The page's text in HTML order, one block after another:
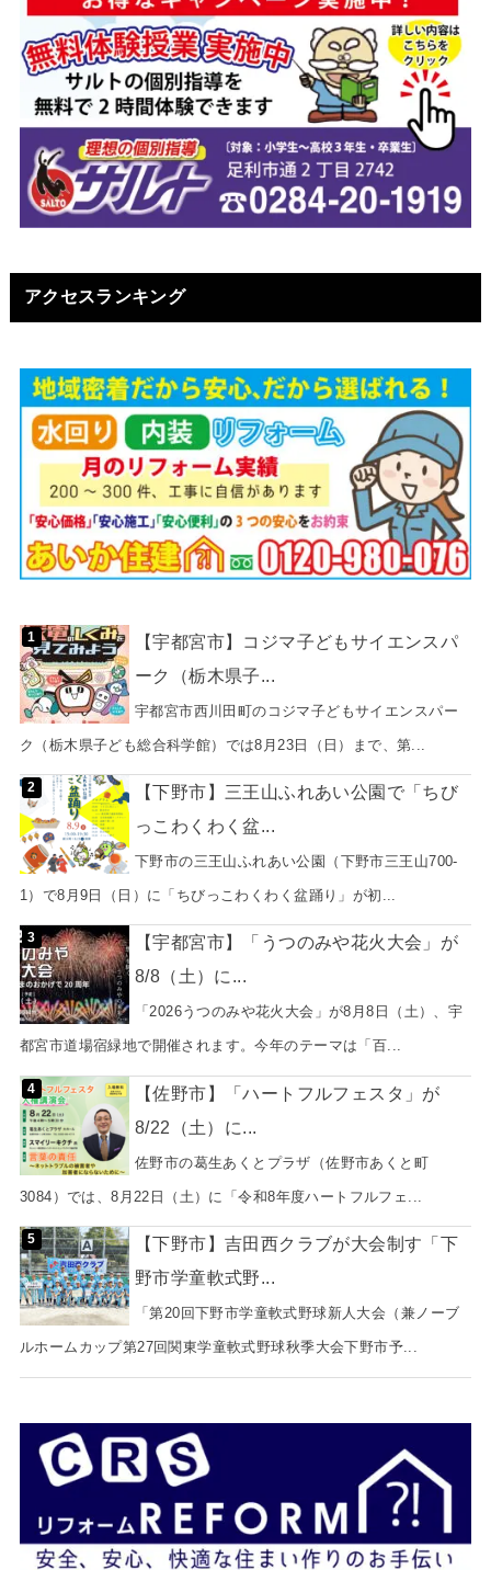
アクセスランキング
【宇都宮市】コジマ子どもサイエンスパ
ーク（栃木県子...
宇都宮市西川田町のコジマ子どもサイエンスパー
ク（栃木県子ども総合科学館）では8月23日（日）まで、第...
【下野市】三王山ふれあい公園で「ちび
っこわくわく盆...
下野市の三王山ふれあい公園（下野市三王山700-
1）で8月9日（日）に「ちびっこわくわく盆踊り」が初...
【宇都宮市】「うつのみや花火大会」が
8/8（土）に...
「2026うつのみや花火大会」が8月8日（土）、宇
都宮市道場宿緑地で開催されます。今年のテーマは「百...
【佐野市】「ハートフルフェスタ」が
8/22（土）に...
佐野市の葛生あくとプラザ（佐野市あくと町
3084）では、8月22日（土）に「令和8年度ハートフルフェ...
【下野市】吉田西クラブが大会制す「下
野市学童軟式野...
「第20回下野市学童軟式野球新人大会（兼ノーブ
ルホームカップ第27回関東学童軟式野球秋季大会下野市予...